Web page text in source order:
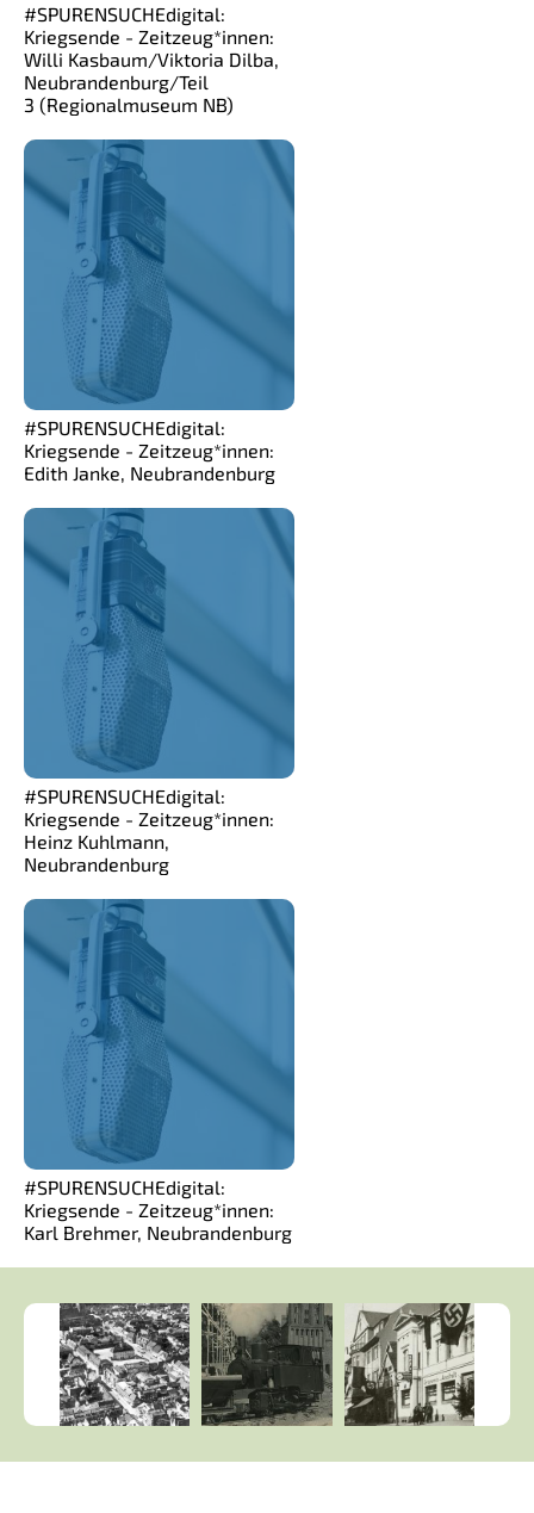
#SPURENSUCHEdigital:
Kriegsende - Zeitzeug*innen:
Willi Kasbaum/Viktoria Dilba,
Neubrandenburg/Teil
3 (Regionalmuseum NB)
#SPURENSUCHEdigital:
Kriegsende - Zeitzeug*innen:
Edith Janke, Neubrandenburg
#SPURENSUCHEdigital:
Kriegsende - Zeitzeug*innen:
Heinz Kuhlmann,
Neubrandenburg
#SPURENSUCHEdigital:
Kriegsende - Zeitzeug*innen:
Karl Brehmer, Neubrandenburg